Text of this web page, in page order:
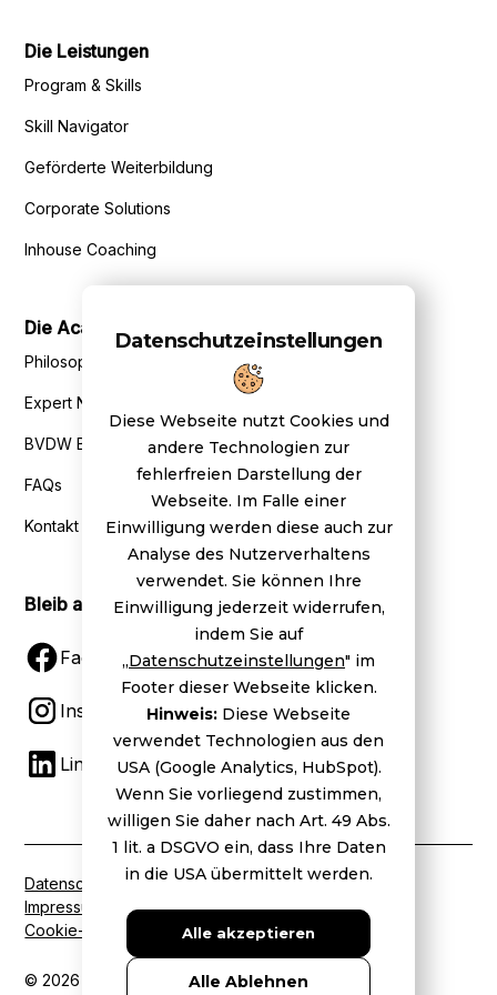
Die Leistungen
Program & Skills
Skill Navigator
Geförderte Weiterbildung
Corporate Solutions
Inhouse Coaching
Die Academy
Philosophie
Expert Network
BVDW Benefits
FAQs
Kontakt
Bleib auf dem Laufenden
Facebook
Instagram
LinkedIn
© 2026 BVDW. Alle Rechte vorbehalten.
Datenschutz
Impressum
Cookie-Einstellungen
Datenschutzeinstellungen
Diese Webseite nutzt Cookies und
andere Technologien zur
fehlerfreien Darstellung der
Webseite. Im Falle einer
Einwilligung werden diese auch zur
Analyse des Nutzerverhaltens
verwendet. Sie können Ihre
Einwilligung jederzeit widerrufen,
indem Sie auf
„Datenschutzeinstellungen" im
Footer dieser Webseite klicken.
Hinweis: Diese Webseite
verwendet Technologien aus den
USA (Google Analytics, HubSpot).
Wenn Sie vorliegend zustimmen,
willigen Sie daher nach Art. 49 Abs.
1 lit. a DSGVO ein, dass Ihre Daten
in die USA übermittelt werden.
Alle akzeptieren
Alle Ablehnen